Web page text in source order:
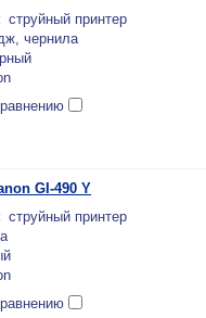
струйный принтер
чернила
GI-490 Y
струйный принтер